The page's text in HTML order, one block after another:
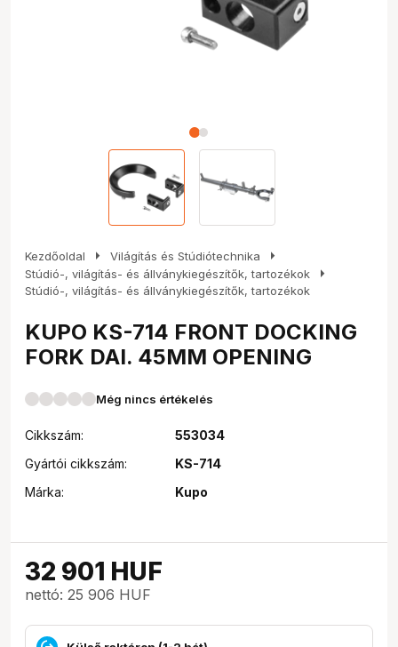
Kezdőoldal arrow_right Világítás és Stúdiótechnika arrow_right
Stúdió-, világítás- és állványkiegészítők, tartozékok arrow_right
Stúdió-, világítás- és állványkiegészítők, tartozékok
KUPO KS-714 FRONT DOCKING
FORK DAI. 45MM OPENING
Még nincs értékelés
Cikkszám:
553034
Gyártói cikkszám:
KS-714
Márka:
Kupo
32 901 HUF
nettó: 25 906 HUF